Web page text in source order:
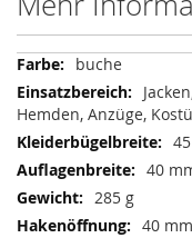
Mehr
Informationen
buche
Hemden, Anzüge,
40
285 g
40 mm